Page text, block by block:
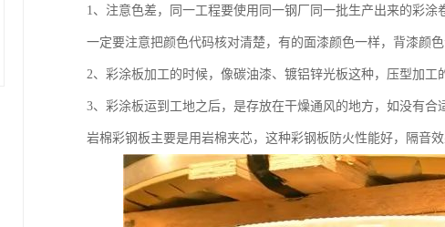
1、注意色差，同一工程要使用同一钢厂同一批生产出来的彩
一定要注意把颜色代码核对清楚，有的面漆颜色一样，背漆颜
2、彩涂板加工的时候，像碳油漆、镀铝锌光板这种，压型加工
3、彩涂板运到工地之后，是存放在干燥通风的地方，如没有合
岩棉彩钢板主要是用岩棉夹芯，这种彩钢板防火性能好，隔音